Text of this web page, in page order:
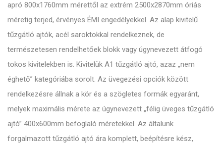
apró 800x1760mm mérettől az extrém 2500x2870mm óriás
méretig terjed, érvényes ÉMI engedélyekkel. Az alap kivitelű
tűzgátló ajtók, acél saroktokkal rendelkeznek, de
természetesen rendelhetőek blokk vagy úgynevezett átfogó
tokos kivitelekben is. Kivitelük A1 tűzgátló ajtó, azaz „nem
éghető” kategóriába sorolt. Az üvegezési opciók között
rendelkezésre állnak a kör és a szögletes formák egyaránt,
melyek maximális mérete az úgynevezett „félig üveges tűzgátló
ajtó” 400x600mm befoglaló méretekkel. Az általunk
forgalmazott tűzgátló ajtó ára komplett, beépítésre kész,